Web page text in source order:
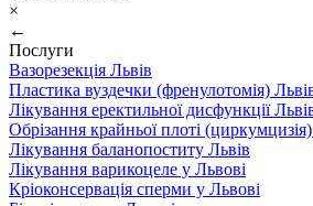
×
←
Послуги
Вазорезекція Львів
Пластика вуздечки (френулотомія)
Лікування еректильної дисфункції
Обрізання крайньої плоті
Лікування баланопоститу Львів
Лікування варикоцеле у Львові
Кріоконсервація сперми у Львові